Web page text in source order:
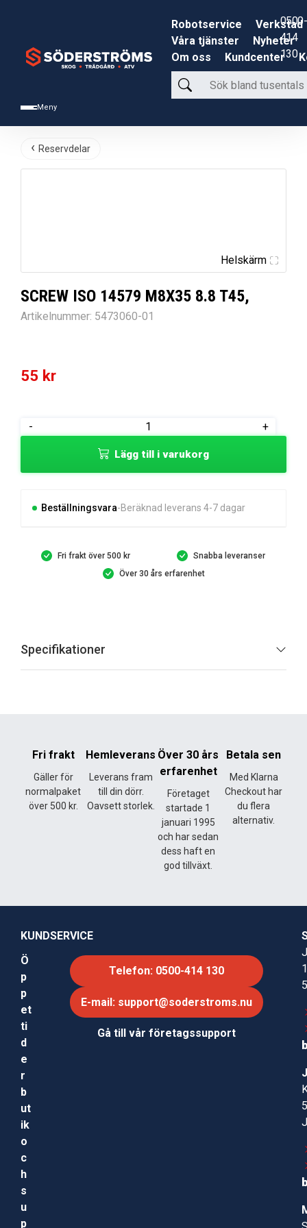
Meny
Robotservice
Verkstad
Våra tjänster
Nyheter
Om oss
Kundcenter
Sök
bland
produkter
0500-
414
130
Reservdelar
Helskärm
SCREW ISO 14579 M8X35 8.8 T45,
Artikelnummer: 5473060-01
55 kr
-
SCREW
M8X35
T45,
+
Lägg till i varukorg
Beställningsvara Beräknad leverans 4-7 dagar
Fri frakt över 500 kr
Snabba leveranser
Över 30 års erfarenhet
Specifikationer
Fri frakt
Gäller för
normalpaket
över 500 kr.
Hemleverans
Leverans fram
till din dörr.
Oavsett storlek.
Över 30 års
erfarenhet
Företaget
startade 1
januari 1995
och har sedan
dess haft en
god tillväxt.
Betala sen
Med Klarna
Checkout har
du flera
alternativ.
KUNDSERVICE
Ö
p
p
et
ti
d
e
r
b
ut
ik
o
c
h
s
u
p
Telefon: 0500-414 130
E-mail: support@soderstroms.nu
Gå till vår företagssupport